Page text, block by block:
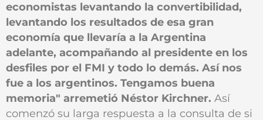
economistas levantando la convertibilidad,
levantando los resultados de esa gran
economía que llevaría a la Argentina
adelante, acompañando al presidente en los
desfiles por el FMI y todo lo demás. Así nos
fue a los argentinos. Tengamos buena
memoria" arremetió Néstor Kirchner. Así
comenzó su larga respuesta a la consulta de si